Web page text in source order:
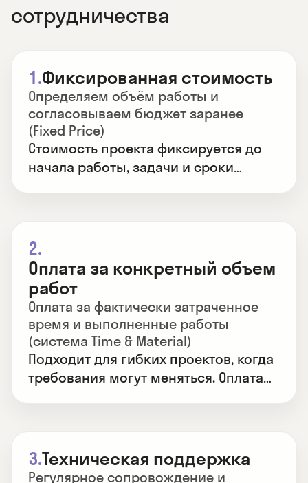
сотрудничества
1.Фиксированная стоимость
Определяем объём работы и
согласовываем бюджет заранее
(Fixed Price)
Стоимость проекта фиксируется до
начала работы, задачи и сроки
2.
Оплата за конкретный объем
работ
Оплата за фактически затраченное
время и выполненные работы
(система Time & Material)
Подходит для гибких проектов, когда
требования могут меняться. Оплата
3.Техническая поддержка
Регулярное сопровождение и